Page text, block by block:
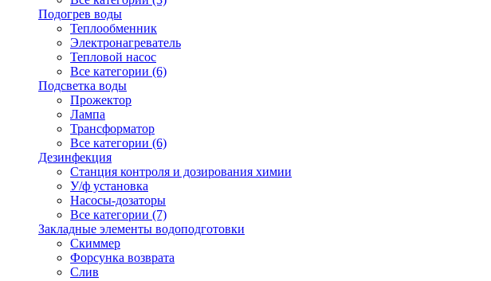
Подогрев воды
Теплообменник
Электронагреватель
Тепловой насос
Все категории (6)
Подсветка воды
Прожектор
Лампа
Трансформатор
Все категории (6)
Дезинфекция
Станция контроля и дозирования химии
У/ф установка
Насосы-дозаторы
Все категории (7)
Закладные элементы водоподготовки
Скиммер
Форсунка возврата
Слив